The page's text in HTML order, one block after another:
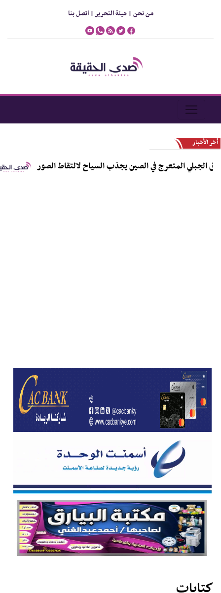
من نحن |هيئة التحرير |اتصل بنا
أخر الأخبار
المتعرج في الصين يجذب السياح لالتقاط الصور